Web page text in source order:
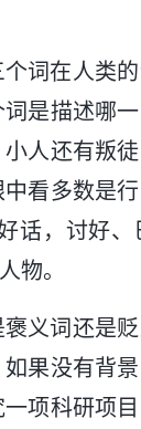
词在人类
是描述哪一
人还有叛
看多数是
话，讨好
物。
义词还是贬
果没有背
项科研项